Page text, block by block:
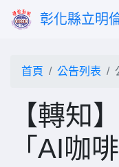
彰化縣立明
首頁 公告列表
【轉知
「AI咖